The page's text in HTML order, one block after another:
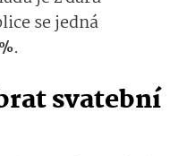
se jedná
.
svatební